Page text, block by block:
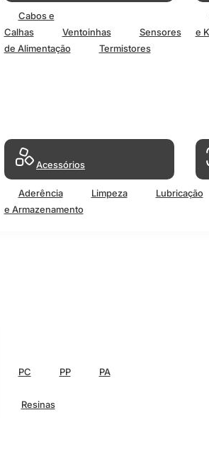
Cabos e
Calhas
Ventoinhas Sensores
de Alimentação
Termistores
e
Acessórios
Aderência Limpeza Lubricação
e Armazenamento
PC PP
PA
Resinas